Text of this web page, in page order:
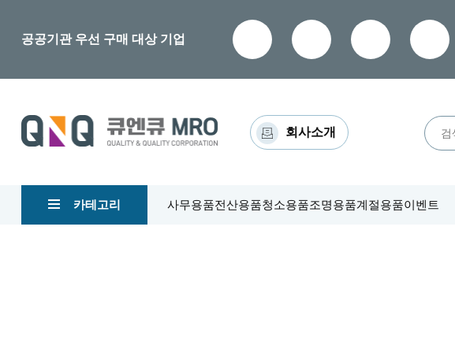
공공기관 우선 구매 대상 기업
회사소개
카테고리 사무용품전산용품청소용품조명용품계절용품이벤트